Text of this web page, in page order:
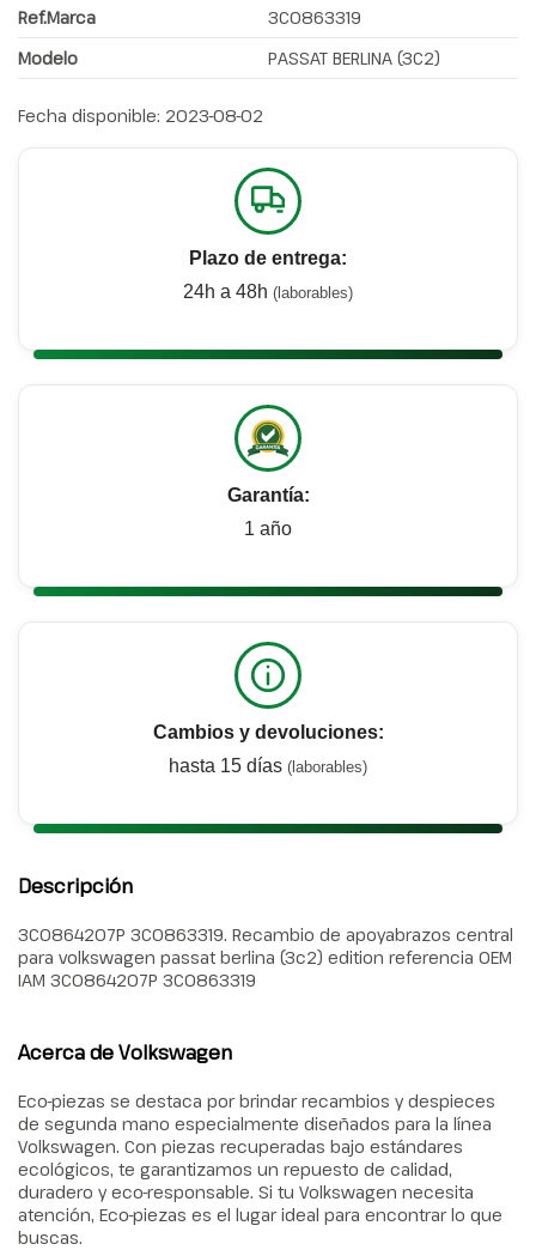
Ref.Marca
3C0863319
Modelo
PASSAT BERLINA (3C2)
Fecha disponible: 2023-08-02
Plazo de entrega:
24h a 48h (laborables)
Garantía:
1 año
Cambios y devoluciones:
hasta 15 días (laborables)
Descripción
3C0864207P 3C0863319. Recambio de apoyabrazos central
para volkswagen passat berlina (3c2) edition referencia OEM
IAM 3C0864207P 3C0863319
Acerca de Volkswagen
Eco-piezas se destaca por brindar recambios y despieces
de segunda mano especialmente diseñados para la línea
Volkswagen. Con piezas recuperadas bajo estándares
ecológicos, te garantizamos un repuesto de calidad,
duradero y eco-responsable. Si tu Volkswagen necesita
atención, Eco-piezas es el lugar ideal para encontrar lo que
buscas.